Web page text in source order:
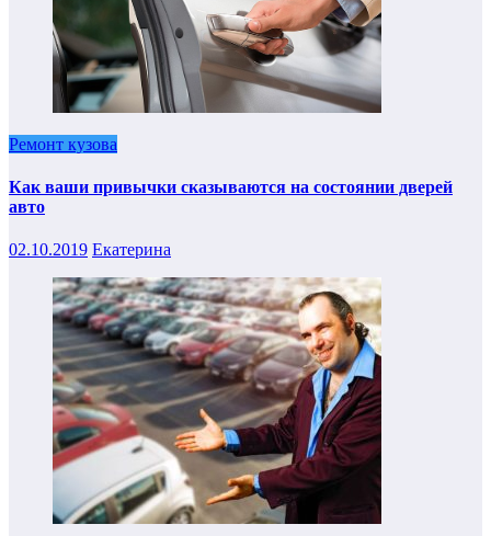
Ремонт кузова
Как ваши привычки сказываются на состоянии дверей
авто
02.10.2019 Екатерина